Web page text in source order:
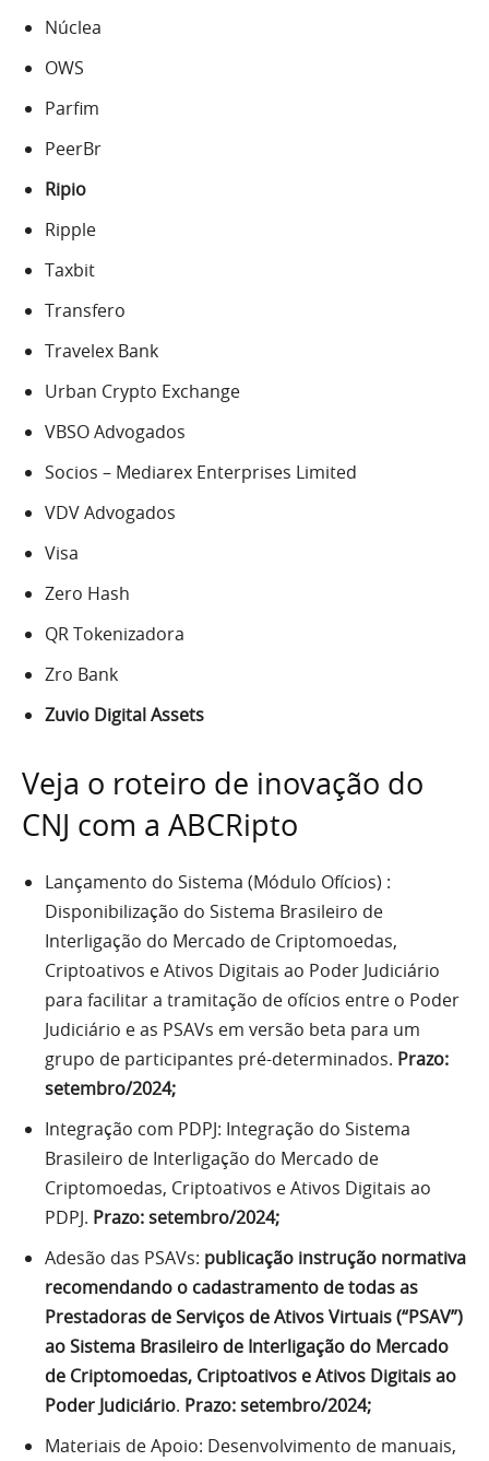
Núclea
OWS
Parfim
PeerBr
Ripio
Ripple
Taxbit
Transfero
Travelex Bank
Urban Crypto Exchange
VBSO Advogados
Socios – Mediarex Enterprises Limited
VDV Advogados
Visa
Zero Hash
QR Tokenizadora
Zro Bank
Zuvio Digital Assets
Veja o roteiro de inovação do
CNJ com a ABCRipto
Lançamento do Sistema (Módulo Ofícios) :
Disponibilização do Sistema Brasileiro de
Interligação do Mercado de Criptomoedas,
Criptoativos e Ativos Digitais ao Poder Judiciário
para facilitar a tramitação de ofícios entre o Poder
Judiciário e as PSAVs em versão beta para um
grupo de participantes pré-determinados. Prazo:
setembro/2024;
Integração com PDPJ: Integração do Sistema
Brasileiro de Interligação do Mercado de
Criptomoedas, Criptoativos e Ativos Digitais ao
PDPJ. Prazo: setembro/2024;
Adesão das PSAVs: publicação instrução normativa
recomendando o cadastramento de todas as
Prestadoras de Serviços de Ativos Virtuais (“PSAV”)
ao Sistema Brasileiro de Interligação do Mercado
de Criptomoedas, Criptoativos e Ativos Digitais ao
Poder Judiciário. Prazo: setembro/2024;
Materiais de Apoio: Desenvolvimento de manuais,